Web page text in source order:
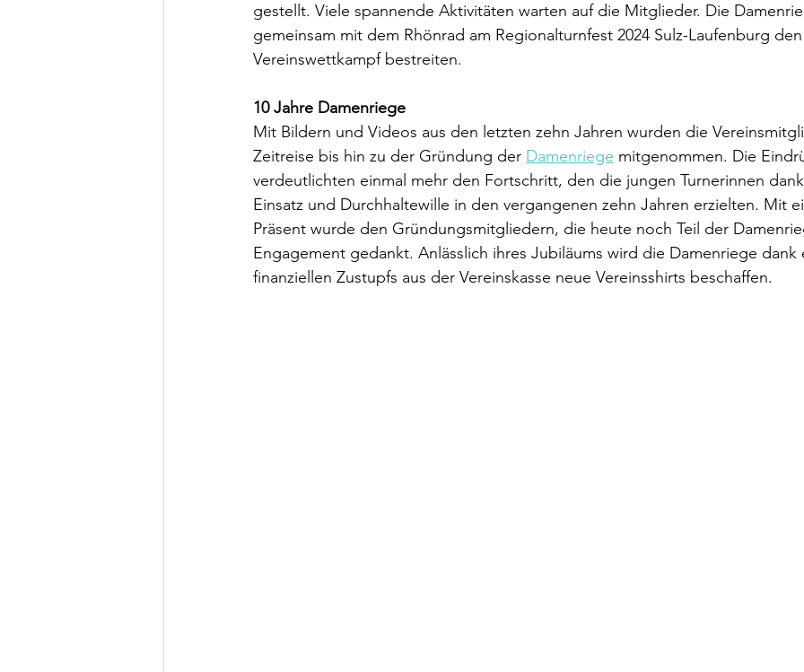
gestellt. Viele spannende Aktivitäten warten auf die Mitglieder. Die
gemeinsam mit dem Rhönrad am Regionalturnfest 2024 Sulz-Laufenburg
Vereinswettkampf bestreiten.
10 Jahre Damenriege
Mit Bildern und Videos aus den letzten zehn Jahren wurden die
Zeitreise bis hin zu der Gründung der Damenriege mitgenommen. Die
verdeutlichten einmal mehr den Fortschritt, den die jungen Turnerinnen
Einsatz und Durchhaltewille in den vergangenen zehn Jahren erzielten. Mit
Präsent wurde den Gründungsmitgliedern, die heute noch Teil der
Engagement gedankt. Anlässlich ihres Jubiläums wird die Damenriege dank
finanziellen Zustupfs aus der Vereinskasse neue Vereinsshirts beschaffen.